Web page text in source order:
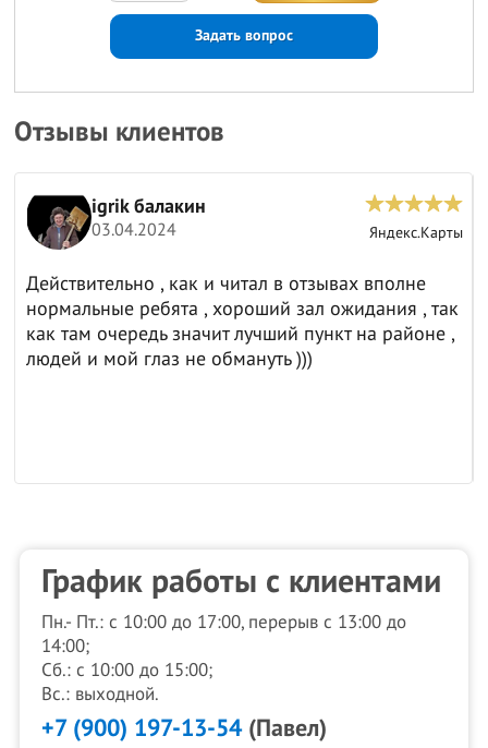
Задать вопрос
Отзывы клиентов
igrik балакин
03.04.2024 Яндекс.Карты
Действительно , как и читал в отзывах вполне
нормальные ребята , хороший зал ожидания , так
как там очередь значит лучший пункт на районе ,
людей и мой глаз не обмануть )))
График работы с клиентами
Пн.- Пт.: с 10:00 до 17:00, перерыв с 13:00 до
14:00;
Сб.: с 10:00 до 15:00;
Вс.: выходной.
+7 (900) 197-13-54(Павел)